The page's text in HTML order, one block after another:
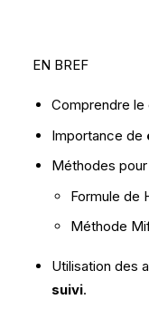
EN BREF
Comprendre
Importance de
Méthodes
Formule de
Méthode
Utilisation des
suivi.